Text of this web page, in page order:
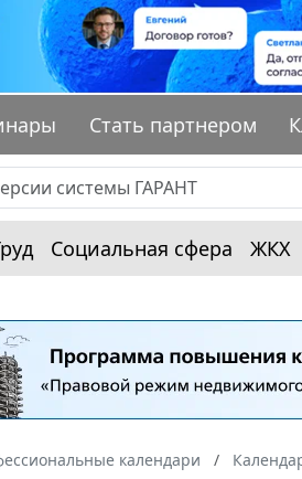
Стать партнером
Социальная сфера ЖКХ
календари